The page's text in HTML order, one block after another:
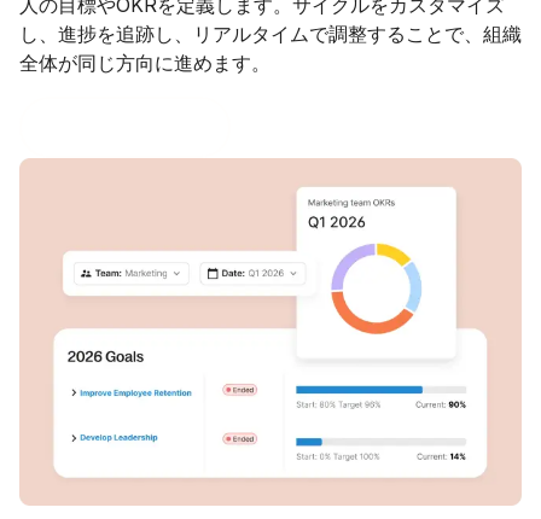
人の目標やOKRを定義します。サイクルをカスタマイズ
し、進捗を追跡し、リアルタイムで調整することで、組織
全体が同じ方向に進めます。